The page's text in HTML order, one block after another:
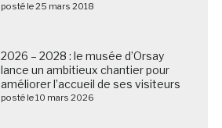
posté le 25 mars 2018
2026 – 2028 : le musée d’Orsay
lance un ambitieux chantier pour
améliorer l’accueil de ses visiteurs
posté le 10 mars 2026